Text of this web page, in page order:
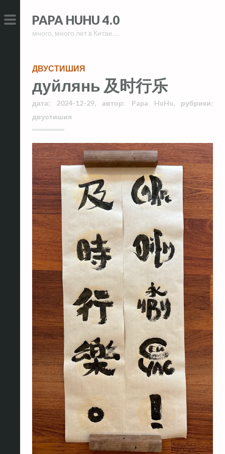
to
PRIMARY
to
PAPA HUHU 4.0
много, много лет в Китае….
ДВУСТИШИЯ
дуйлянь 及时行乐
дата: 2024-12-29, автор: Papa HuHu,рубрики:
двустишия